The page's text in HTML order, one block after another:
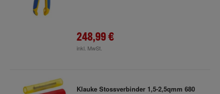
248,99 €
inkl. MwSt.
Klauke Stossverbinder 1,5-2,5qmm 680